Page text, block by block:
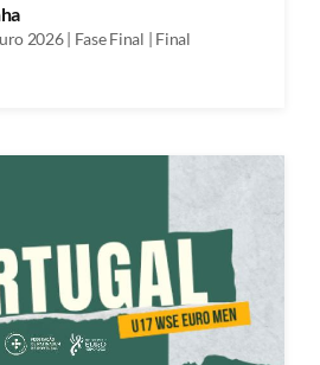
2026 | Fase Final | Final